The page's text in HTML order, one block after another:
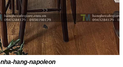
hang-napoleon